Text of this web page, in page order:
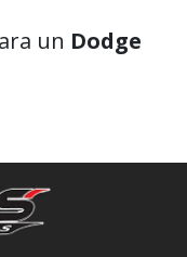
un Dodge